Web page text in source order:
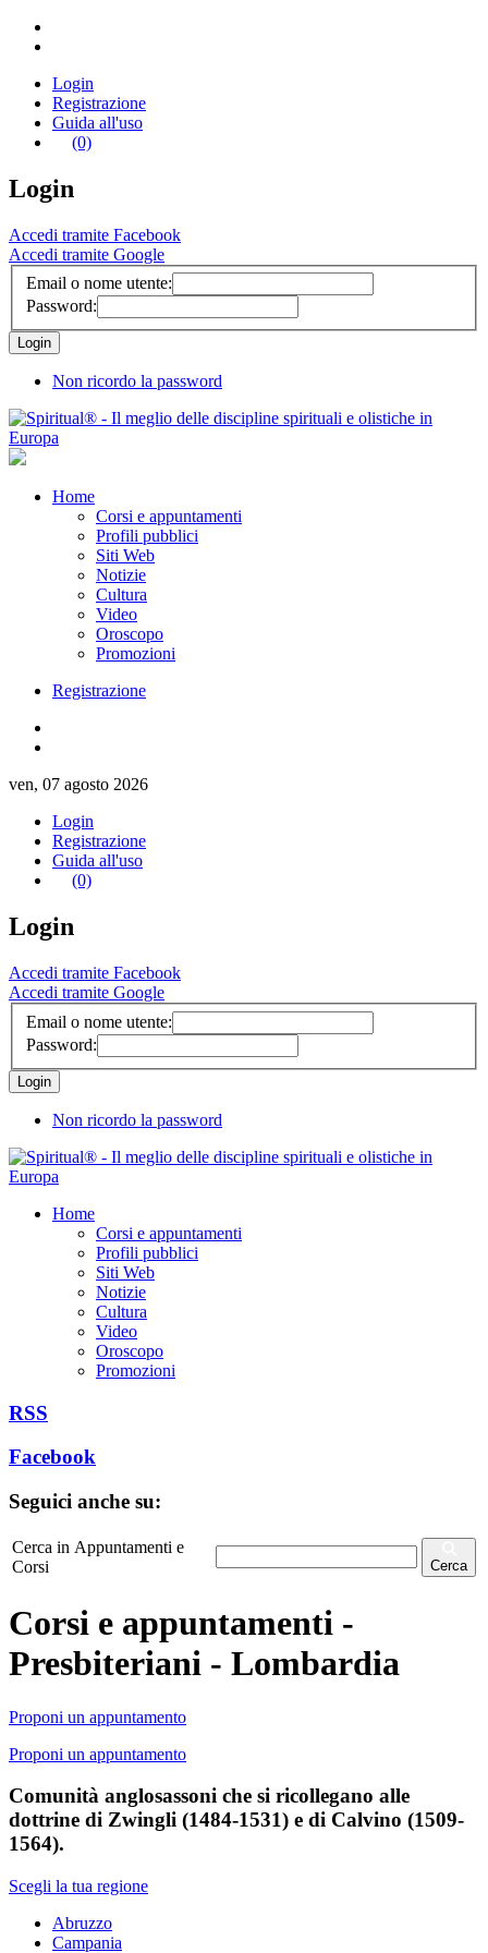
Login
Registrazione
Guida all'uso
(0)
Login
Accedi tramite Facebook
Accedi tramite Google
Email o nome utente:
Password:
Non ricordo la password
Home
Corsi e appuntamenti
Profili pubblici
Siti Web
Notizie
Cultura
Video
Oroscopo
Promozioni
Registrazione
ven, 07 agosto 2026
Login
Registrazione
Guida all'uso
(0)
Login
Accedi tramite Facebook
Accedi tramite Google
Email o nome utente:
Password:
Non ricordo la password
Home
Corsi e appuntamenti
Profili pubblici
Siti Web
Notizie
Cultura
Video
Oroscopo
Promozioni
RSS
Facebook
Seguici anche su:
Cerca in Appuntamenti e
Corsi
Cerca
Corsi e appuntamenti -
Presbiteriani - Lombardia
Proponi un appuntamento
Proponi un appuntamento
Comunità anglosassoni che si ricollegano alle
dottrine di Zwingli (1484-1531) e di Calvino (1509-
1564).
Scegli la tua regione
Abruzzo
Campania